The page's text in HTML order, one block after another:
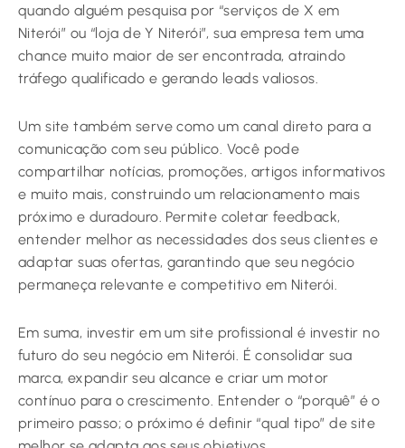
quando alguém pesquisa por “serviços de X em
Niterói” ou “loja de Y Niterói”, sua empresa tem uma
chance muito maior de ser encontrada, atraindo
tráfego qualificado e gerando leads valiosos.
Um site também serve como um canal direto para a
comunicação com seu público. Você pode
compartilhar notícias, promoções, artigos informativos
e muito mais, construindo um relacionamento mais
próximo e duradouro. Permite coletar feedback,
entender melhor as necessidades dos seus clientes e
adaptar suas ofertas, garantindo que seu negócio
permaneça relevante e competitivo em Niterói.
Em suma, investir em um site profissional é investir no
futuro do seu negócio em Niterói. É consolidar sua
marca, expandir seu alcance e criar um motor
contínuo para o crescimento. Entender o “porquê” é o
primeiro passo; o próximo é definir “qual tipo” de site